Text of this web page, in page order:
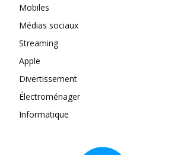
Mobiles
Médias sociaux
Streaming
Apple
Divertissement
Électroménager
Informatique